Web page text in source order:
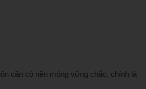
cần có nền móng vững chắc, chính là